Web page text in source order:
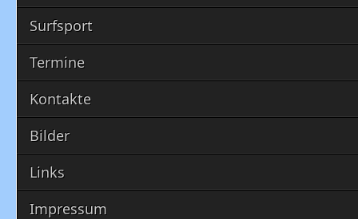
Surfsport
Termine
Kontakte
Bilder
Links
Impressum